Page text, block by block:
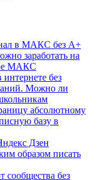
в МАКС без А+
заработать на
МАКС
интернете без
Можно ли
абсолютному
базу в
Дзен
образом писать
сообщества без